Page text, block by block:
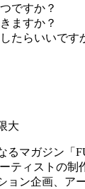
ですか？
ますか？
たらいいです
大
るマガジン「
ティストの制
ョン企画、ア